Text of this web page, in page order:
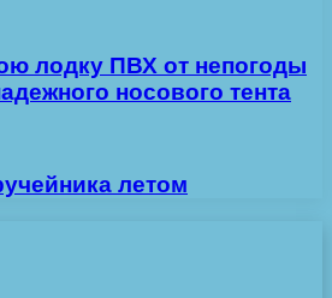
лодку ПВХ от непогоды
носового тента
летом